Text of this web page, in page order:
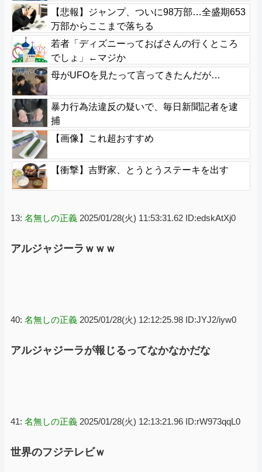
【悲報】ジャンプ、ついに98万部…全盛期653
万部からここまで落ちる
若者「ディズニーっておばさんの行くところ
でしょ」←マジか
母がUFOを見たって言ってきたんだが…
暴力行為法違反の疑いで、毎日新聞記者を逮
捕
【画像】これ超おすすめ
【衝撃】吉野家、とうとうステーキを出す
13: 名無しの正義 2025/01/28(火) 11:53:31.62 ID:edskAtXj0
アルジャジーラｗｗｗ
40: 名無しの正義 2025/01/28(火) 12:12:25.98 ID:JYJ2/iyw0
アルジャジーラが報じるってなかなかだな
41: 名無しの正義 2025/01/28(火) 12:13:21.96 ID:rW973qqL0
世界のフジテレビｗ